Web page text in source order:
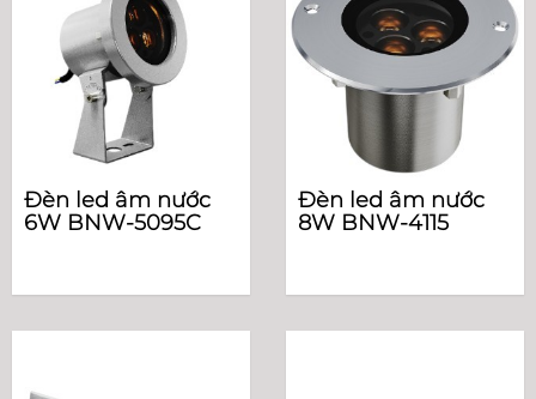
Đèn led âm nước
6W BNW-5095C
Đèn led âm nước
8W BNW-4115